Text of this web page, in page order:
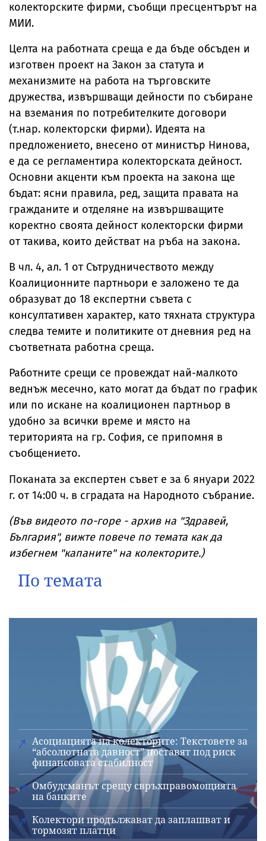
колекторските фирми, съобщи пресцентърът на
МИИ.
Целта на работната среща е да бъде обсъден и
изготвен проект на Закон за статута и
механизмите на работа на търговските
дружества, извършващи дейности по събиране
на вземания по потребителките договори
(т.нар. колекторски фирми). Идеята на
предложението, внесено от министър Нинова,
е да се регламентира колекторската дейност.
Основни акценти към проекта на закона ще
бъдат: ясни правила, ред, защита правата на
гражданите и отделяне на извършващите
коректно своята дейност колекторски фирми
от такива, които действат на ръба на закона.
В чл. 4, ал. 1 от Сътрудничеството между
Коалиционните партньори е заложено те да
образуват до 18 експертни съвета с
консултативен характер, като тяхната структура
следва темите и политиките от дневния ред на
съответната работна среща.
Работните срещи се провеждат най-малкото
веднъж месечно, като могат да бъдат по график
или по искане на коалиционен партньор в
удобно за всички време и място на
територията на гр. София, се припомня в
съобщението.
Поканата за експертен съвет е за 6 януари 2022
г. от 14:00 ч. в сградата на Народното събрание.
(Във видеото по-горе - архив на "Здравей,
България", вижте повече по темата как да
избегнем "капаните" на колекторите.)
По темата
Асоциацията на колекторите: Текстовете за
“абсолютната давност” поставят под риск
финансовата стабилност
Омбудсманът срещу свръхправомощията
на банките
Колектори продължават да заплашват и
тормозят платци